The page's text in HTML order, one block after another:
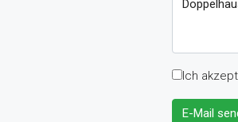
Ich
E-Mail